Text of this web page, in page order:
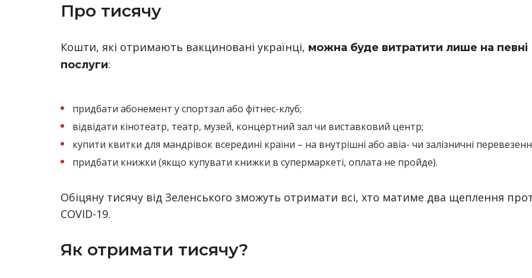
Про тисячу
Кошти, які отримають вакциновані українці, можна буде витратити лише на певні
послуги:
придбати абонемент у спортзал або фітнес-клуб;
відвідати кінотеатр, театр, музей, концертний зал чи виставковий центр;
купити квитки для мандрівок всередині країни – на внутрішні або авіа- чи залізничні
придбати книжки (якщо купувати книжки в супермаркеті, оплата не пройде).
Обіцяну тисячу від Зеленського зможуть отримати всі, хто матиме два щеплення
COVID-19.
Як отримати тисячу?